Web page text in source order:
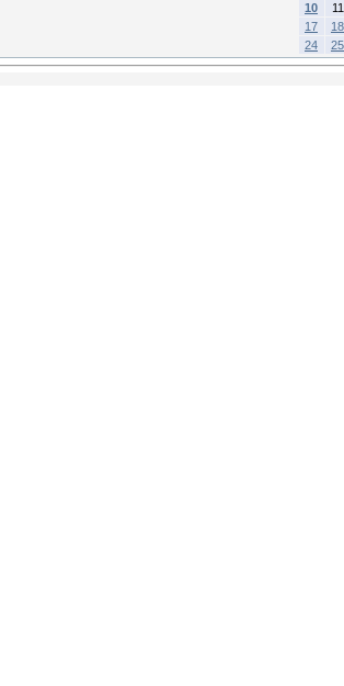
10
11
17
18
24
25